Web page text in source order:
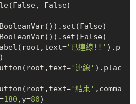
False, False)
False)
False)
'已連線!!' ).p
)
'連線' ).plac
'結束' ,comma
180 ,y=80)